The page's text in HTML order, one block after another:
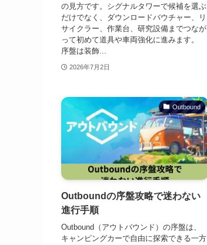
の見方です。シグナルタワーで候補を選ぶ
だけでなく、ダウンロードバウチャー、リ
サイクラー、作業台、研究設備までつなが
って初めて道具や車両強化に進みます。
序盤は装飾...
2026年7月2日
Outbound
Outboundの序盤攻略で迷わない
進行手順
Outbound（アウトバウンド）の序盤は、
キャンピングカーで自由に探索できる一方